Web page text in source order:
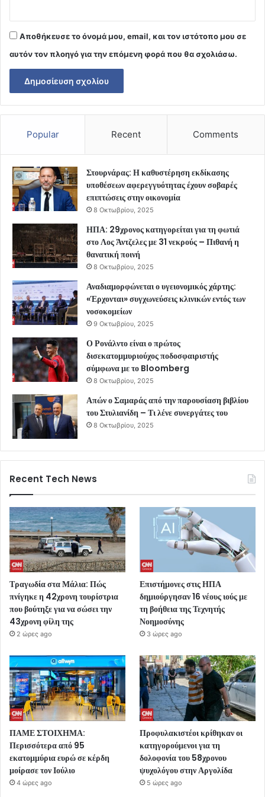
Αποθήκευσε το όνομά μου, email, και τον ιστότοπο μου σε
αυτόν τον πλοηγό για την επόμενη φορά που θα σχολιάσω.
Popular Recent Comments
Στουρνάρας: Η καθυστέρηση εκδίκασης
υποθέσεων αφερεγγυότητας έχουν σοβαρές
επιπτώσεις στην οικονομία
8 Οκτωβρίου, 2025
ΗΠΑ: 29χρονος κατηγορείται για τη φωτιά
στο Λος Άντζελες με 31 νεκρούς – Πιθανή η
θανατική ποινή
8 Οκτωβρίου, 2025
Αναδιαμορφώνεται ο υγειονομικός χάρτης:
«Έρχονται» συγχωνεύσεις κλινικών εντός των
νοσοκομείων
9 Οκτωβρίου, 2025
Ο Ρονάλντο είναι ο πρώτος
δισεκατομμυριούχος ποδοσφαιριστής
σύμφωνα με το Bloomberg
8 Οκτωβρίου, 2025
Απών ο Σαμαράς από την παρουσίαση βιβλίου
του Στυλιανίδη – Τι λένε συνεργάτες του
8 Οκτωβρίου, 2025
Recent Tech News
Τραγωδία στα Μάλια: Πώς
πνίγηκε η 42χρονη τουρίστρια
που βούτηξε για να σώσει την
43χρονη φίλη της
2 ώρες ago
Επιστήμονες στις ΗΠΑ
δημιούργησαν 16 νέους ιούς με
τη βοήθεια της Τεχνητής
Νοημοσύνης
3 ώρες ago
ΠΑΜΕ ΣΤΟΙΧΗΜΑ:
Περισσότερα από 95
εκατομμύρια ευρώ σε κέρδη
μοίρασε τον Ιούλιο
4 ώρες ago
Προφυλακιστέοι κρίθηκαν οι
κατηγορούμενοι για τη
δολοφονία του 58χρονου
ψυχολόγου στην Αργολίδα
5 ώρες ago